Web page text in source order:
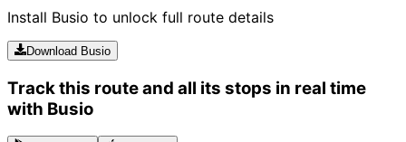
Install Busio to unlock full route details
Download Busio
Track this route and all its stops in real time
with Busio